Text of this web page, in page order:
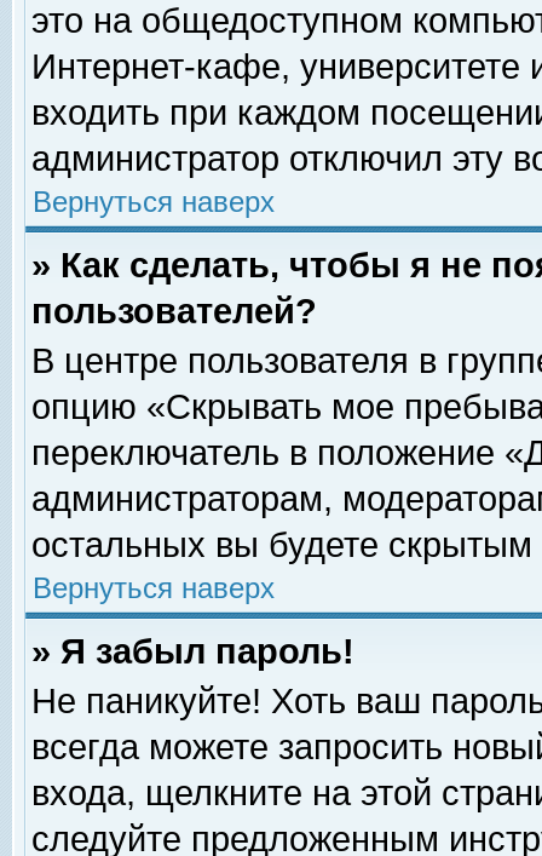
это на общедоступном
Интернет-кафе, университете
входить при каждом
администратор отключил эту
Вернуться наверх
» Как сделать, чтобы я не
пользователей?
В центре пользователя в
опцию «Скрывать мое
переключатель в положение
администраторам,
остальных вы будете скрытым
Вернуться наверх
» Я забыл пароль!
Не паникуйте! Хоть ваш
всегда можете запросить
входа, щелкните на этой
следуйте предложенным